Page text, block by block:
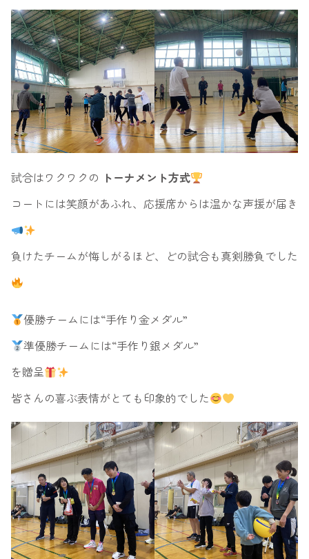
試合はワクワクの トーナメント方式
コートには笑顔があふれ、応援席からは温かな声援が届き
負けたチームが悔しがるほど、どの試合も真剣勝負でした
優勝チームには“手作り金メダル”
準優勝チームには“手作り銀メダル”
を贈呈
皆さんの喜ぶ表情がとても印象的でした